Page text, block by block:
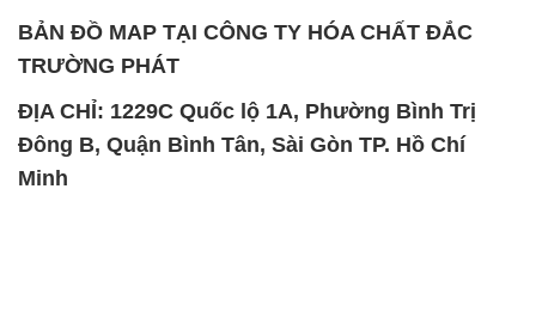
BẢN ĐỒ MAP TẠI CÔNG TY HÓA CHẤT ĐẮC
TRƯỜNG PHÁT
ĐỊA CHỈ: 1229C Quốc lộ 1A, Phường Bình Trị
Đông B, Quận Bình Tân, Sài Gòn TP. Hồ Chí
Minh